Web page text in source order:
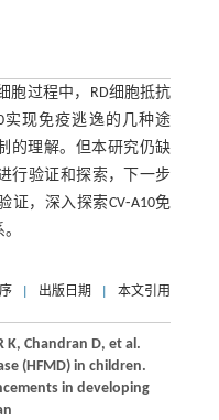
胞过程中，RD细胞抵抗
实现免疫逃逸的几种途
的理解。但本研究仍缺
行验证和探索，下一步
，深入探索CV⁃A10免
出版日期 本文引用
K, Chandran D, et al .
(HFMD) in children.
in developing